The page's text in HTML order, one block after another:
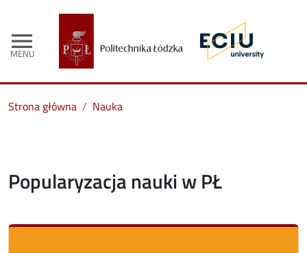
menu
MENU
Strona główna Nauka
Popularyzacja nauki w PŁ